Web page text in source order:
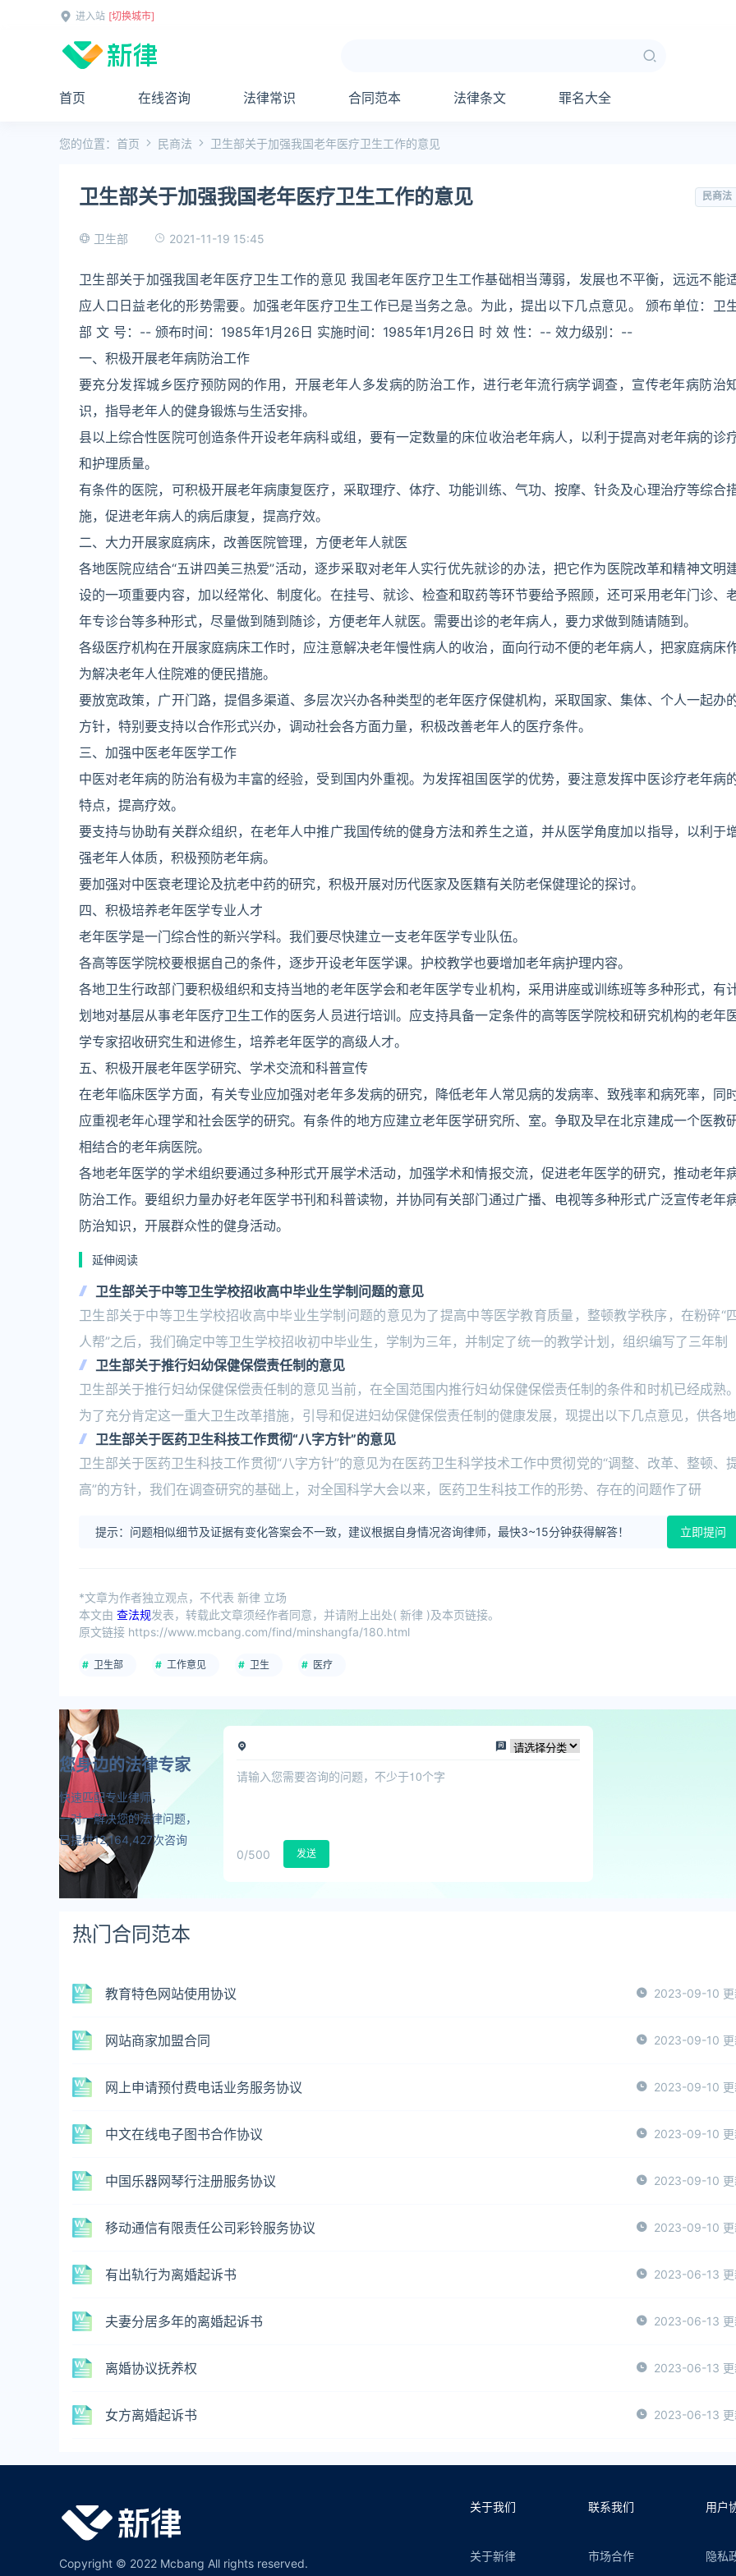
进入站 [切换城市]
首页 在线咨询 法律常识 合同范本 法律条文 罪名大全
您的位置： 首页 民商法 卫生部关于加强我国老年医疗卫生工作的意见
卫生部关于加强我国老年医疗卫生工作的意见 民商法
卫生部 2021-11-19 15:45
卫生部关于加强我国老年医疗卫生工作的意见 我国老年医疗卫生工作基础相当薄弱，发展也不平衡，远远不能
应人口日益老化的形势需要。加强老年医疗卫生工作已是当务之急。为此，提出以下几点意见。 颁布单位：卫
部 文 号：-- 颁布时间：1985年1月26日 实施时间：1985年1月26日 时 效 性：-- 效力级别：--
一、积极开展老年病防治工作
要充分发挥城乡医疗预防网的作用，开展老年人多发病的防治工作，进行老年流行病学调查，宣传老年病防治
识，指导老年人的健身锻炼与生活安排。
县以上综合性医院可创造条件开设老年病科或组，要有一定数量的床位收治老年病人，以利于提高对老年病的诊
和护理质量。
有条件的医院，可积极开展老年病康复医疗，采取理疗、体疗、功能训练、气功、按摩、针灸及心理治疗等综合
施，促进老年病人的病后康复，提高疗效。
二、大力开展家庭病床，改善医院管理，方便老年人就医
各地医院应结合“五讲四美三热爱”活动，逐步采取对老年人实行优先就诊的办法，把它作为医院改革和精神文明
设的一项重要内容，加以经常化、制度化。在挂号、就诊、检查和取药等环节要给予照顾，还可采用老年门诊、
年专诊台等多种形式，尽量做到随到随诊，方便老年人就医。需要出诊的老年病人，要力求做到随请随到。
各级医疗机构在开展家庭病床工作时，应注意解决老年慢性病人的收治，面向行动不便的老年病人，把家庭病床
为解决老年人住院难的便民措施。
要放宽政策，广开门路，提倡多渠道、多层次兴办各种类型的老年医疗保健机构，采取国家、集体、个人一起办
方针，特别要支持以合作形式兴办，调动社会各方面力量，积极改善老年人的医疗条件。
三、加强中医老年医学工作
中医对老年病的防治有极为丰富的经验，受到国内外重视。为发挥祖国医学的优势，要注意发挥中医诊疗老年病
特点，提高疗效。
要支持与协助有关群众组织，在老年人中推广我国传统的健身方法和养生之道，并从医学角度加以指导，以利于
强老年人体质，积极预防老年病。
要加强对中医衰老理论及抗老中药的研究，积极开展对历代医家及医籍有关防老保健理论的探讨。
四、积极培养老年医学专业人才
老年医学是一门综合性的新兴学科。我们要尽快建立一支老年医学专业队伍。
各高等医学院校要根据自己的条件，逐步开设老年医学课。护校教学也要增加老年病护理内容。
各地卫生行政部门要积极组织和支持当地的老年医学会和老年医学专业机构，采用讲座或训练班等多种形式，有
划地对基层从事老年医疗卫生工作的医务人员进行培训。应支持具备一定条件的高等医学院校和研究机构的老年
学专家招收研究生和进修生，培养老年医学的高级人才。
五、积极开展老年医学研究、学术交流和科普宣传
在老年临床医学方面，有关专业应加强对老年多发病的研究，降低老年人常见病的发病率、致残率和病死率，同
应重视老年心理学和社会医学的研究。有条件的地方应建立老年医学研究所、室。争取及早在北京建成一个医教
相结合的老年病医院。
各地老年医学的学术组织要通过多种形式开展学术活动，加强学术和情报交流，促进老年医学的研究，推动老年
防治工作。要组织力量办好老年医学书刊和科普读物，并协同有关部门通过广播、电视等多种形式广泛宣传老年
防治知识，开展群众性的健身活动。
延伸阅读
卫生部关于中等卫生学校招收高中毕业生学制问题的意见
卫生部关于中等卫生学校招收高中毕业生学制问题的意见为了提高中等医学教育质量，整顿教学秩序，在粉碎“
人帮”之后，我们确定中等卫生学校招收初中毕业生，学制为三年，并制定了统一的教学计划，组织编写了三年制
卫生部关于推行妇幼保健保偿责任制的意见
卫生部关于推行妇幼保健保偿责任制的意见当前，在全国范围内推行妇幼保健保偿责任制的条件和时机已经成熟。
为了充分肯定这一重大卫生改革措施，引导和促进妇幼保健保偿责任制的健康发展，现提出以下几点意见，供各地
卫生部关于医药卫生科技工作贯彻“八字方针”的意见
卫生部关于医药卫生科技工作贯彻“八字方针”的意见为在医药卫生科学技术工作中贯彻党的“调整、改革、整顿、
高”的方针，我们在调查研究的基础上，对全国科学大会以来，医药卫生科技工作的形势、存在的问题作了研
提示：问题相似细节及证据有变化答案会不一致，建议根据自身情况咨询律师，最快3~15分钟获得解答！ 立即提问
*文章为作者独立观点，不代表 新律 立场
本文由 查法规发表，转载此文章须经作者同意，并请附上出处( 新律 )及本页链接。
原文链接 https://www.mcbang.com/find/minshangfa/180.html
卫生部 工作意见 卫生 医疗
您身边的法律专家
快速匹配专业律师，
一对一解决您的法律问题，
已提供12,164,427次咨询
0/500 发送
热门合同范本
教育特色网站使用协议 2023-09-10 更
网站商家加盟合同 2023-09-10 更
网上申请预付费电话业务服务协议 2023-09-10 更
中文在线电子图书合作协议 2023-09-10 更
中国乐器网琴行注册服务协议 2023-09-10 更
移动通信有限责任公司彩铃服务协议 2023-09-10 更
有出轨行为离婚起诉书 2023-06-13 更
夫妻分居多年的离婚起诉书 2023-06-13 更
离婚协议抚养权 2023-06-13 更
女方离婚起诉书 2023-06-13 更
Copyright © 2022 Mcbang All rights reserved.
关于我们
关于新律
联系我们
市场合作
用户
隐私